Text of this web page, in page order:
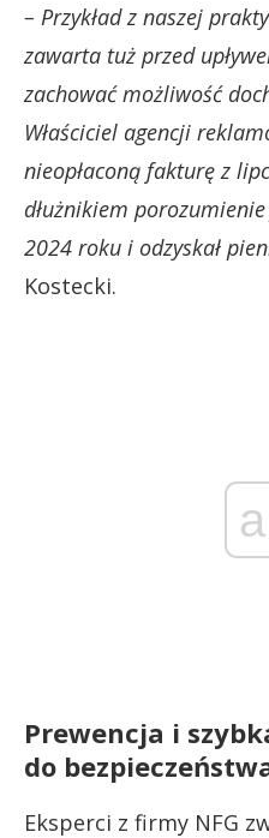
– Przykład z naszej
zawarta tuż przed
zachować możliwość
Właściciel agencji
nieopłaconą fakturę z
dłużnikiem
2024 roku i odzyskał
Kostecki.
Prewencja i
do
Eksperci z firmy NFG